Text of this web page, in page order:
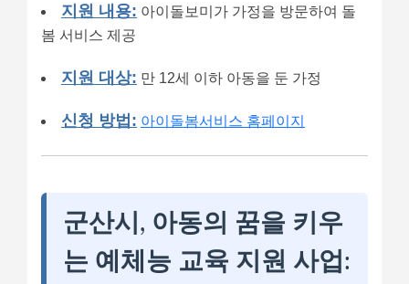
지원 내용: 아이돌보미가 가정을 방문하여 돌
봄 서비스 제공
지원 대상: 만 12세 이하 아동을 둔 가정
신청 방법: 아이돌봄서비스 홈페이지
군산시, 아동의 꿈을 키우
는 예체능 교육 지원 사업: